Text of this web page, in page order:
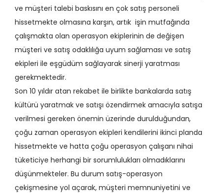
ve müşteri talebi baskısını en çok satış personeli
hissetmekte olmasına karşın, artık işin mutfağında
çalışmakta olan operasyon ekiplerinin de değişen
müşteri ve satış odaklılığa uyum sağlaması ve satış
ekipleri ile eşgüdüm sağlayarak sinerji yaratması
gerekmektedir.
Son 10 yıldır atan rekabet ile birlikte bankalarda satış
kültürü yaratmak ve satışı özendirmek amacıyla satışa
verilmesi gereken önemin üzerinde durulduğundan,
çoğu zaman operasyon ekipleri kendilerini ikinci planda
hissetmekte ve hatta çoğu operasyon çalışanı nihai
tüketiciye herhangi bir sorumlulukları olmadıklarını
düşünmekteler. Bu durum satış-operasyon
çekişmesine yol açarak, müşteri memnuniyetini ve